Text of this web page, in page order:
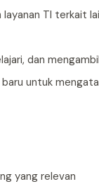
TI terkait
dan
untuk
yang relevan